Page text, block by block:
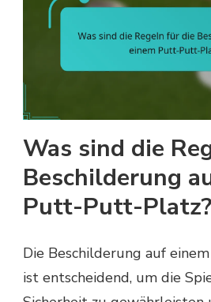
Was sind die
Beschilderung
Putt-Putt-Platz?
Die Beschilderung auf
ist entscheidend, um die